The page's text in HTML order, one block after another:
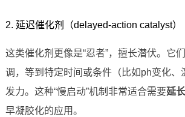
2. 延迟催化剂（delayed-action catalyst）
这类催化剂更像是“忍者”，擅长潜伏。它
调，等到特定时间或条件（比如ph变化、
发力。这种“慢启动”机制非常适合需要延
早凝胶化的应用。